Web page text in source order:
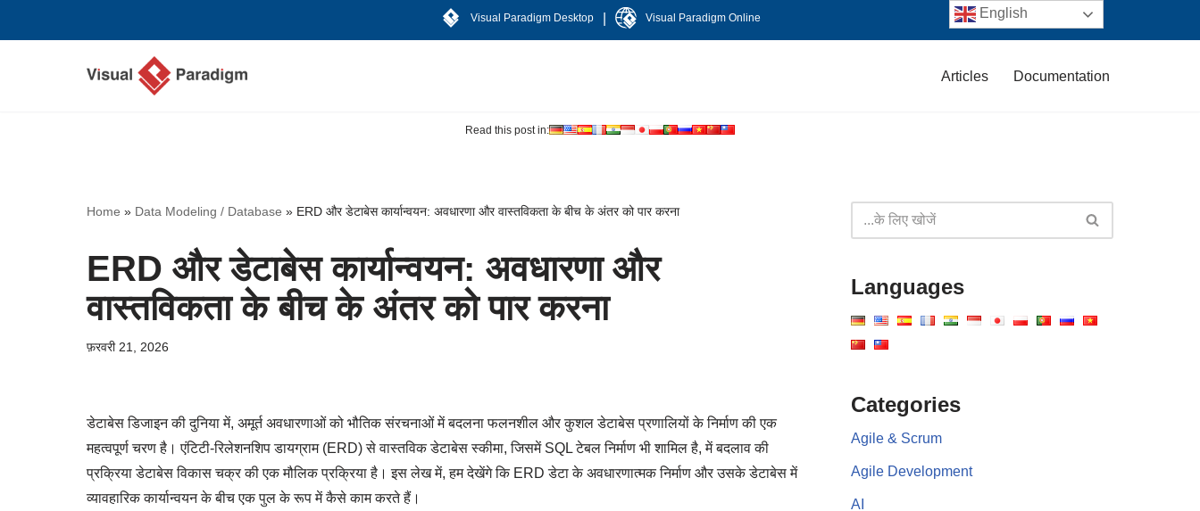
Visual Paradigm Desktop Visual Paradigm Online
Articles Documentation
Read this post in:
Home » Data Modeling / Database » ERD और डेटाबेस कार्यान्वयन: अवधारणा और वास्तविकता के बीच के अंतर को पार करना
ERD और डेटाबेस कार्यान्वयन: अवधारणा और
वास्तविकता के बीच के अंतर को पार करना
फ़रवरी 21, 2026
डेटाबेस डिजाइन की दुनिया में, अमूर्त अवधारणाओं को भौतिक संरचनाओं में बदलना फलनशील और कुशल डेटाबेस प्रणालियों के निर्माण की एक
महत्वपूर्ण चरण है। एंटिटी-रिलेशनशिप डायग्राम (ERD) से वास्तविक डेटाबेस स्कीमा, जिसमें SQL टेबल निर्माण भी शामिल है, में बदलाव की
प्रक्रिया डेटाबेस विकास चक्र की एक मौलिक प्रक्रिया है। इस लेख में, हम देखेंगे कि ERD डेटा के अवधारणात्मक निर्माण और उसके डेटाबेस में
व्यावहारिक कार्यान्वयन के बीच एक पुल के रूप में कैसे काम करते हैं।
Languages
Categories
Agile & Scrum
Agile Development
AI
English